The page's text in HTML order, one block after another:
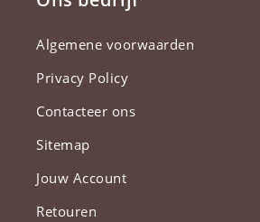
Algemene voorwaarden
Privacy Policy
Contacteer ons
Sitemap
Jouw Account
Retouren